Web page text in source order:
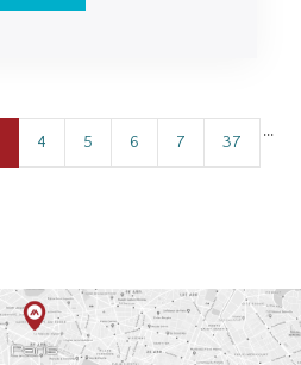
4 5 6 7
...
37